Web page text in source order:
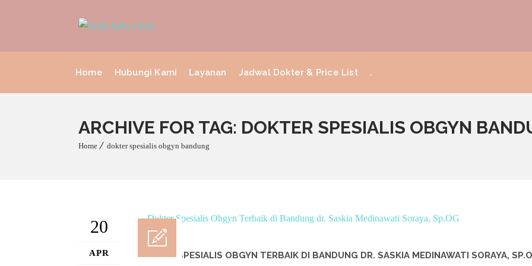
Home Hubungi Kami Layanan Jadwal Dokter & Price List .
ARCHIVE FOR TAG: DOKTER SPESIALIS OBGYN
Home dokter spesialis obgyn bandung
20
APR DOKTER SPESIALIS OBGYN TERBAIK DI BANDUNG DR. SASKIA MEDINAWATI SORAYA,